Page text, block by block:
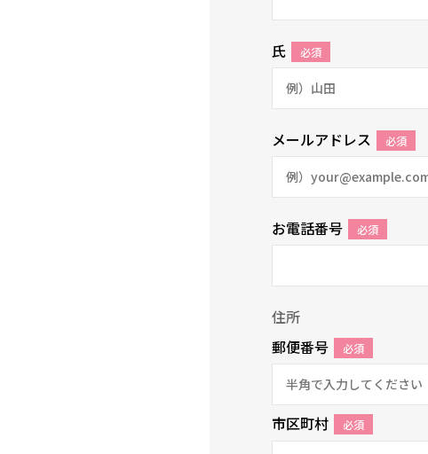
氏 必須
メールアドレス 必須
お電話番号 必須
住所
郵便番号
必須
市区町村 必須